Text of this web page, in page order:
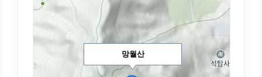
망월산